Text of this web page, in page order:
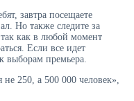
завтра посещаете
Но также следите за
как в любой момент
Если все идет
выборам премьера.
250, а 500 000 человек»,